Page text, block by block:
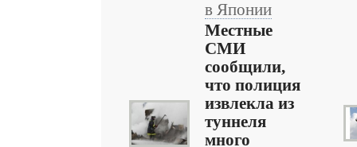
в Японии
Местные
СМИ
сообщили,
что полиция
извлекла из
туннеля
много